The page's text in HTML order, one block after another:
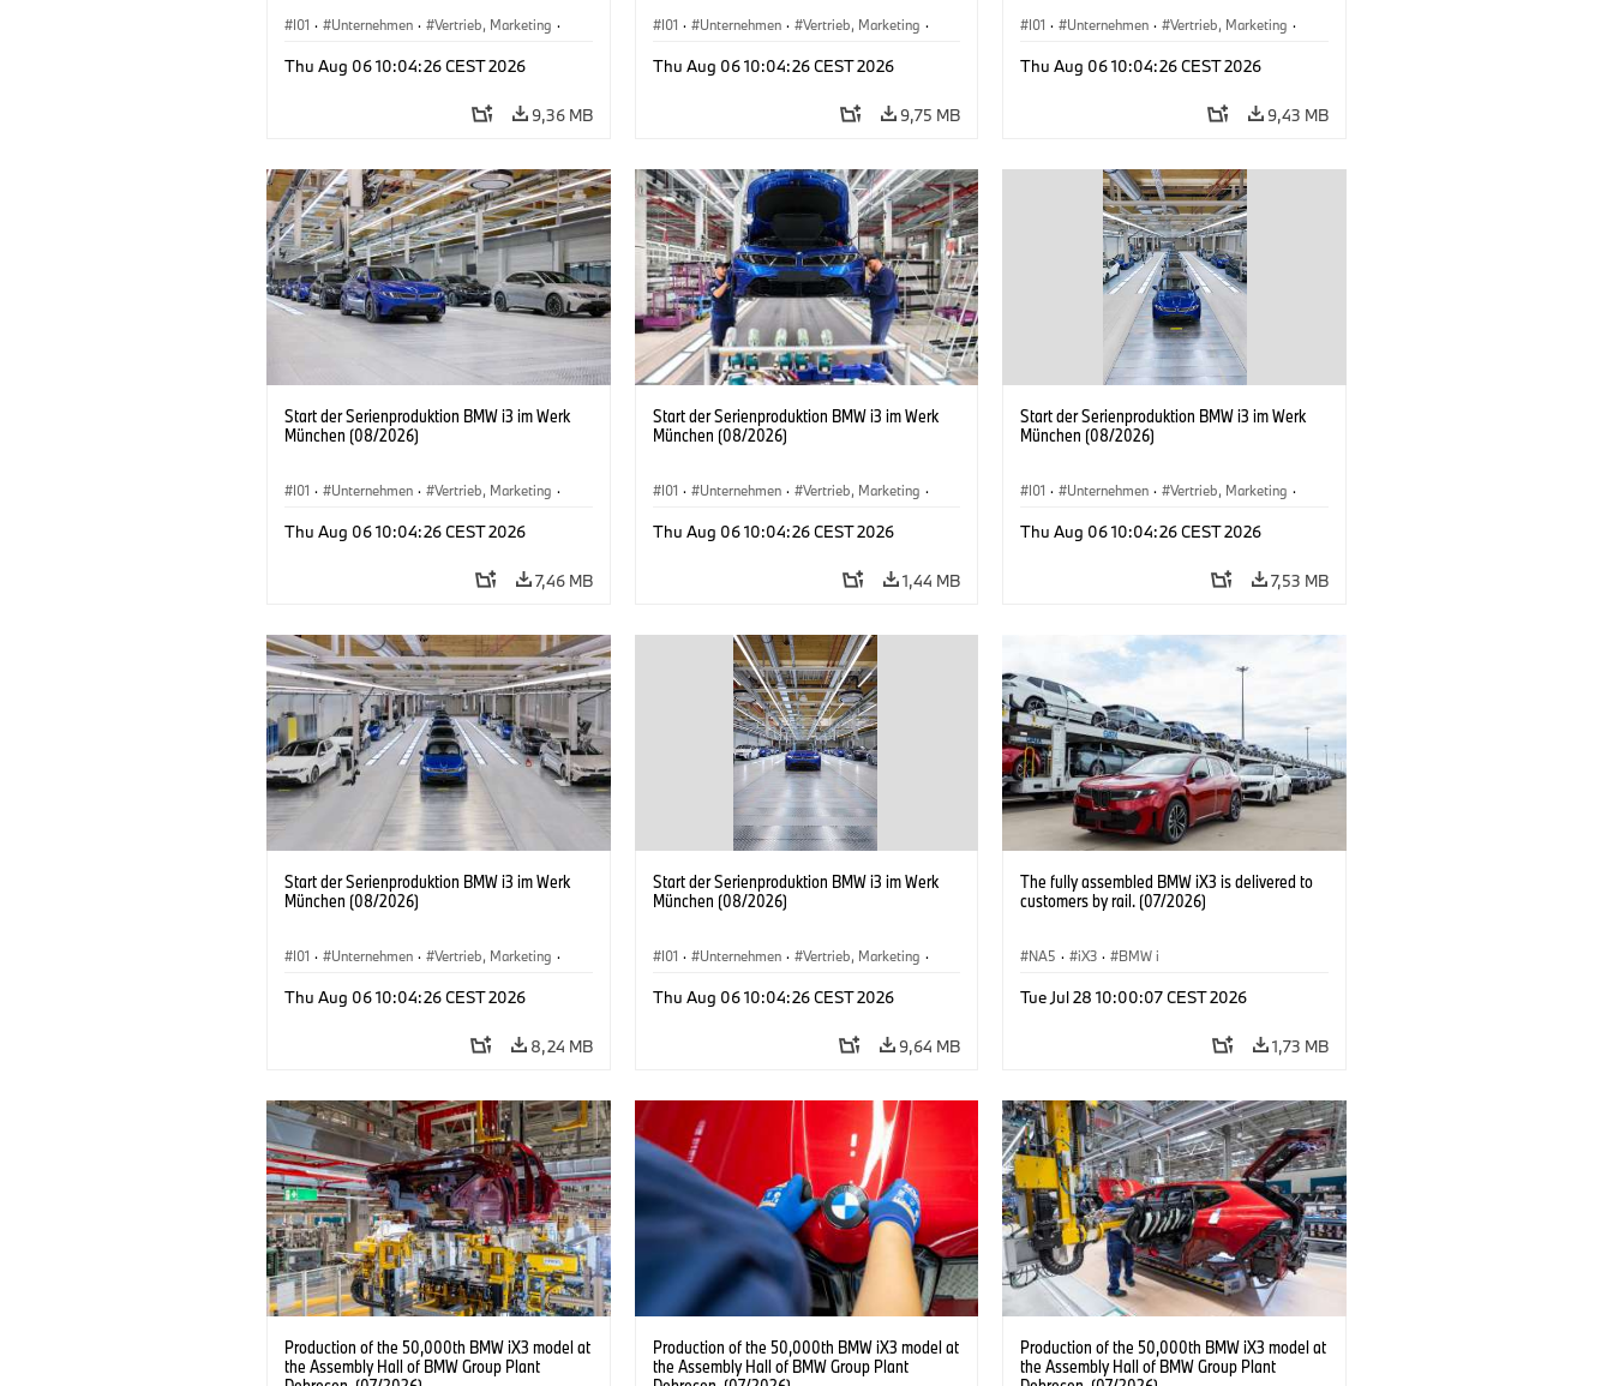
I01 · Unternehmen · Vertrieb, Marketing ·
Thu Aug 06 10:04:26 CEST 2026
9,36 MB
I01 · Unternehmen · Vertrieb, Marketing ·
Thu Aug 06 10:04:26 CEST 2026
9,75 MB
I01 · Unternehmen · Vertrieb, Marketing ·
Thu Aug 06 10:04:26 CEST 2026
9,43 MB
Start der Serienproduktion BMW i3 im Werk
München (08/2026)
I01 · Unternehmen · Vertrieb, Marketing ·
Thu Aug 06 10:04:26 CEST 2026
7,46 MB
Start der Serienproduktion BMW i3 im Werk
München (08/2026)
I01 · Unternehmen · Vertrieb, Marketing ·
Thu Aug 06 10:04:26 CEST 2026
1,44 MB
Start der Serienproduktion BMW i3 im Werk
München (08/2026)
I01 · Unternehmen · Vertrieb, Marketing ·
Thu Aug 06 10:04:26 CEST 2026
7,53 MB
Start der Serienproduktion BMW i3 im Werk
München (08/2026)
I01 · Unternehmen · Vertrieb, Marketing ·
Thu Aug 06 10:04:26 CEST 2026
8,24 MB
Start der Serienproduktion BMW i3 im Werk
München (08/2026)
I01 · Unternehmen · Vertrieb, Marketing ·
Thu Aug 06 10:04:26 CEST 2026
9,64 MB
The fully assembled BMW iX3 is delivered to
customers by rail. (07/2026)
NA5 · iX3 · BMW i
Tue Jul 28 10:00:07 CEST 2026
1,73 MB
Production of the 50,000th BMW iX3 model at
the Assembly Hall of BMW Group Plant
Production of the 50,000th BMW iX3 model at
the Assembly Hall of BMW Group Plant
Production of the 50,000th BMW iX3 model at
the Assembly Hall of BMW Group Plant